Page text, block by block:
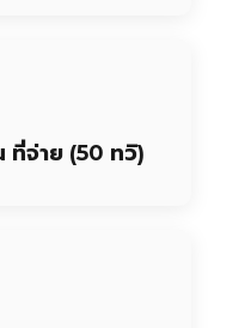
จ่าย (50 ทวิ)